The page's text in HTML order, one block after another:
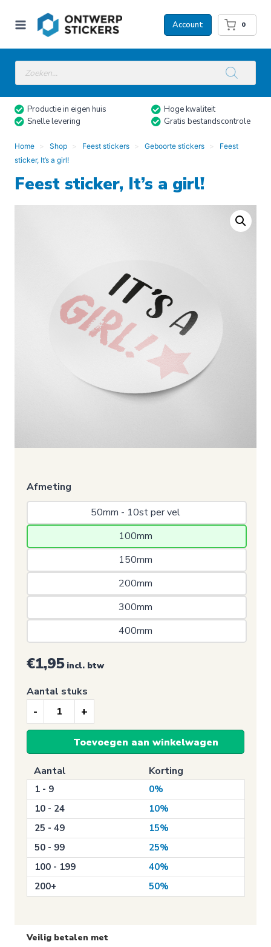
naar
Account 0
Producten
zoeken
Productie in eigen huis
Hoge kwaliteit
Snelle levering
Gratis bestandscontrole
Home Shop Feest stickers Geboorte stickers
Feest
sticker, It’s a girl!
Feest sticker, It’s a girl!
Afmeting
50mm - 10st per vel
100mm
150mm
200mm
300mm
400mm
€1,95 incl. btw
sticker,
It's
girl!
aantal
Aantal stuks
Toevoegen aan winkelwagen
Aantal Korting
1 - 9
0%
10 - 24
10%
25 - 49
15%
50 - 99
25%
100 - 199
40%
200+
50%
Veilig betalen met